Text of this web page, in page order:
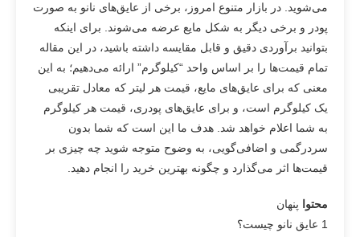
می‌شوید. در بازار متنوع امروز، برخی از عایق‌های نانو به صورت
پودر و برخی دیگر به شکل مایع عرضه می‌شوند. برای اینکه
بتوانید برآوردی دقیق و قابل مقایسه داشته باشید، در این مقاله
تمام قیمت‌ها را بر اساس واحد “کیلوگرم” ارائه می‌دهیم؛ به این
معنی که برای عایق‌های مایع، قیمت هر لیتر که معادل تقریبی
یک کیلوگرم است، و برای عایق‌های پودری، قیمت هر کیلوگرم
به شما اعلام خواهد شد. هدف ما این است که شما بدون
سردرگمی و اضافی‌گویی، به وضوح متوجه شوید چه چیزی بر
قیمت‌ها اثر می‌گذارد و چگونه بهترین خرید را انجام دهید.
محتوا
پنهان
1 عایق نانو چیست؟